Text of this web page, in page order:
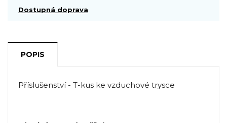
Dostupná doprava
POPIS
Příslušenství - T-kus ke vzduchové trysce